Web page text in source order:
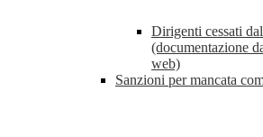
Dirigenti cessati
(documentazione
web)
Sanzioni per mancata